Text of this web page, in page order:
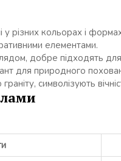
у різних кольорах і
елементами.
добре підходять
для природного
символізують